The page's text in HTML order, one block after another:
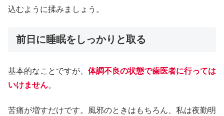
込むように揉みましょう。
前日に睡眠をしっかりと取る
基本的なことですが、 体調不良の状態で歯医者に行っては
いけません。
苦痛が増すだけです。風邪のときはもちろん、私は夜勤明